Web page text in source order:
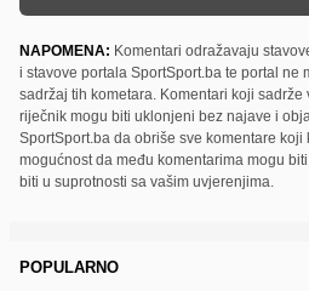
NAPOMENA: Komentari odražavaju
i stavove portala SportSport.ba te portal ne
sadržaj tih kometara. Komentari koji
riječnik mogu biti uklonjeni bez najave i
SportSport.ba da obriše sve komentare
mogućnost da među komentarima mogu
biti u suprotnosti sa vašim uvjerenjima.
POPULARNO